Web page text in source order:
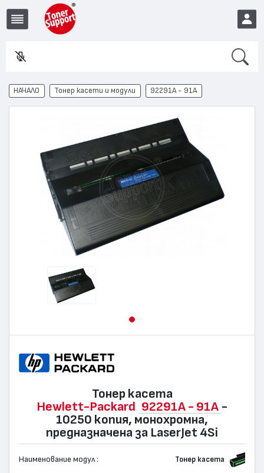
EUR
НАЧАЛО Тонер касети и модули 92291A - 91A
Тонер касета
Hewlett-Packard
92291A - 91A -
10250 копия, монохромна,
предназначена за LaserJet 4Si
Наименование модул : Тонер касета